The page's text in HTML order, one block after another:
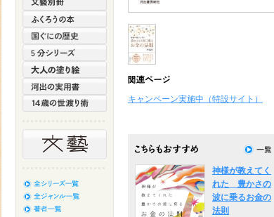
キャンペーン実施中（特設サイト）
神様が教えてく
れた 豊かさの
波に乗るお金の
法則